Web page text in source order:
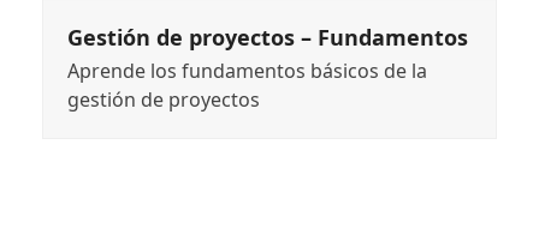
Gestión de proyectos – Fundamentos
Aprende los fundamentos básicos de la
gestión de proyectos